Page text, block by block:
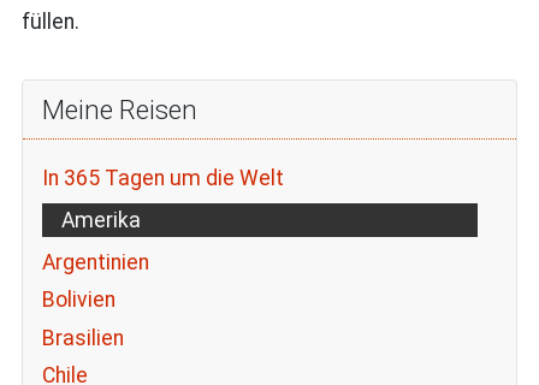
füllen.
Meine Reisen
In 365 Tagen um die Welt
Amerika
Argentinien
Bolivien
Brasilien
Chile